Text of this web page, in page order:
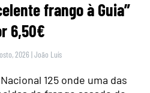
frango à Guia”
6,50€
2026 |João Luís
125 onde uma das